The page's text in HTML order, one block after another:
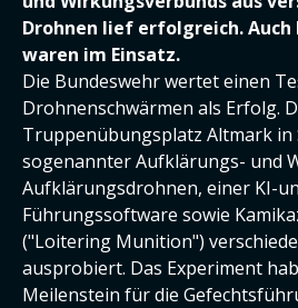
Drohnen lief erfolgreich. Auch
waren im Einsatz.
Die Bundeswehr wertet einen
Drohnenschwärmen als Erfolg.
Truppenübungsplatz Altmark in
sogenannter Aufklärungs- und
Aufklärungsdrohnen, einer KI-
Führungssoftware sowie
("Loitering Munition")
ausprobiert. Das Experiment
Meilenstein für die